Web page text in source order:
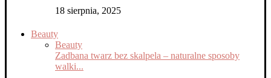
18 sierpnia, 2025
Beauty
Beauty
Zadbana twarz bez skalpela – naturalne sposoby
walki...